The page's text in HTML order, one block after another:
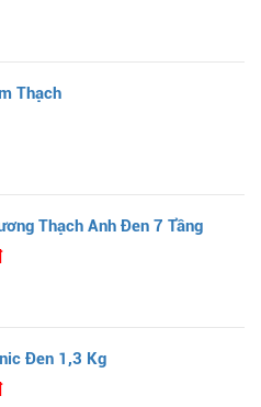
Thạch
Thạch Anh Đen 7 Tầng
Đen 1,3 Kg